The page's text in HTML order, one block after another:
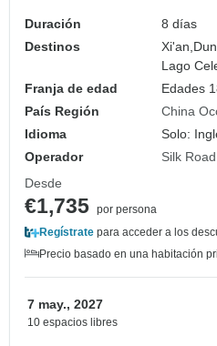
Duración
8 días
Destinos
Xi'an,
Lago
Franja de edad
Edades
País Región
China
Idioma
Solo:
Operador
Silk
Desde
€1,735 por persona
Regístrate para acceder a los
Precio basado en una habitación
7 may., 2027
10 espacios libres